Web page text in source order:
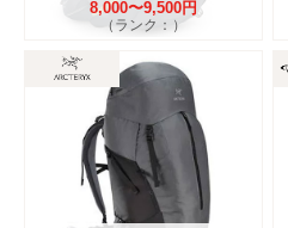
8,000〜9,500円
（ランク：）